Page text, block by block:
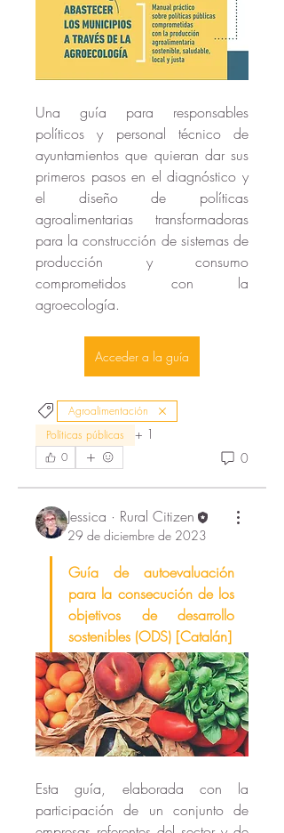
Una guía para responsables
políticos y personal técnico de
ayuntamientos que quieran dar sus
primeros pasos en el diagnóstico y
el diseño de políticas
agroalimentarias transformadoras
para la construcción de sistemas de
producción y consumo
comprometidos con la
agroecología.
Acceder a la guía
Agroalimentación
Políticas públicas
+ 1
0 0
Jessica · Rural Citizen
29 de diciembre de 2023
Guía de autoevaluación
para la consecución de los
objetivos de desarrollo
sostenibles (ODS) [Catalán]
Esta guía, elaborada con la
participación de un conjunto de